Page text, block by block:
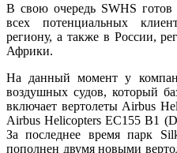
В свою очередь SWHS готов
всех потенциальных
региону, а также в России,
Африки.
На данный момент у
воздушных судов, который
включает вертолеты Airbus
Airbus Helicopters EC155 B1
За последнее время парк
пополнен двумя новыми